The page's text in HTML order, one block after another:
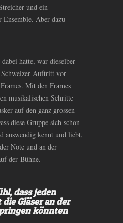
und ein
Ensemble. Aber dazu
hatte, war dieselber
Auftritt vor
Mit den Frames
musikalischen Schritte
auf den ganz grossen
diese Gruppe sich schon
auswendig kennt und liebt,
Note und an der
der Bühne.
dass jeden
Gläser an der
könnten